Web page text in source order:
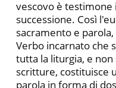
vescovo è testimone
successione. Così
sacramento e
Verbo incarnato che
tutta la liturgia, e
scritture, costituisce
parola in forma di